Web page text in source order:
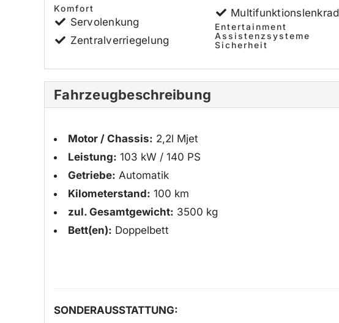
Komfort
Servolenkung
Zentralverriegelung
Multifunktionslenkrad
Entertainment
Assistenzsysteme
Sicherheit
Fahrzeugbeschreibung
Motor / Chassis: 2,2l Mjet
Leistung: 103 kW / 140 PS
Getriebe: Automatik
Kilometerstand: 100 km
zul. Gesamtgewicht: 3500 kg
Bett(en): Doppelbett
SONDERAUSSTATTUNG: